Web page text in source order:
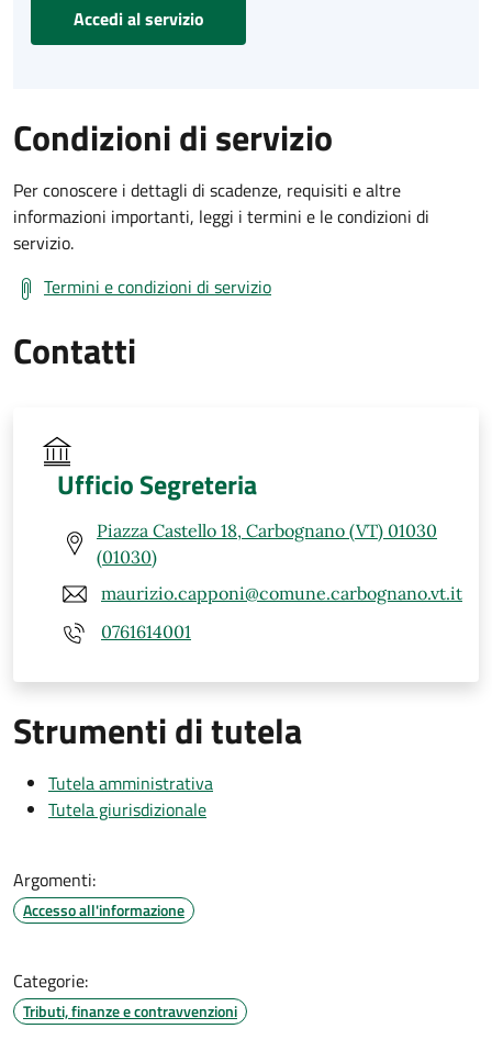
Accedi al servizio
Condizioni di servizio
Per conoscere i dettagli di scadenze, requisiti e altre
informazioni importanti, leggi i termini e le condizioni di
servizio.
Termini e condizioni di servizio
Contatti
Ufficio Segreteria
Piazza Castello 18, Carbognano (VT) 01030
(01030)
maurizio.capponi@comune.carbognano.vt.it
0761614001
Strumenti di tutela
Tutela amministrativa
Tutela giurisdizionale
Argomenti:
Accesso all'informazione
Categorie:
Tributi, finanze e contravvenzioni